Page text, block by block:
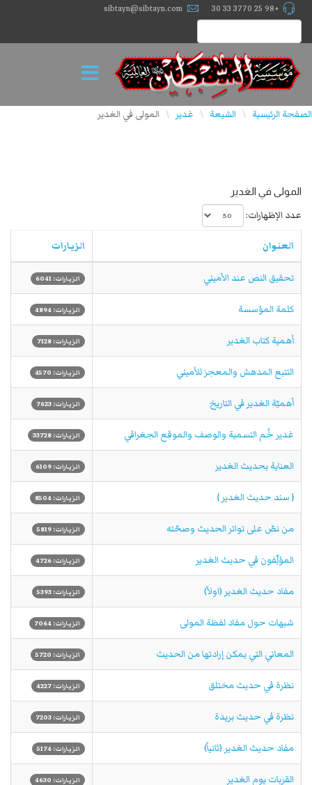
+98 25 3770 33 30
sibtayn@sibtayn.com
الصفحة الرئيسية \ الشيعة \ غدير \ المولى في الغدير
المولى في الغدير
عدد الإظهارات:
العنوان الزيارات
تحقيق النص عند الأميني‏ الزيارات: 6041
كلمة المؤسسة الزيارات: 4894
أهمية كتاب الغدير الزيارات: 7128
التتبع المدهش والمعجز للأميني‏ الزيارات: 4570
أهميّة الغدير في التاريخ‏ الزيارات: 7623
غدير خُم‏ التسمية والوصف والموقع الجغرافي الزيارات: 33728
العناية بحديث الغدير الزيارات: 6109
{ سند حديث الغدير } الزيارات: 8504
من نصّ على تواتر الحديث وصحّته الزيارات: 5819
المؤلِّفون في حديث الغدير الزيارات: 4726
مفاد حديث الغدير (اولاً) الزيارات: 5393
شبهات حول مفاد لفظة المولى‏ الزيارات: 7064
المعاني التي يمكن إرادتها من الحديث الزيارات: 5720
نظرة في حديث مختلق الزيارات: 4227
نظرة في حديث بريدة الزيارات: 7203
مفاد حديث الغدير (ثانياً) الزيارات: 5174
القربات يوم الغدير الزيارات: 4630